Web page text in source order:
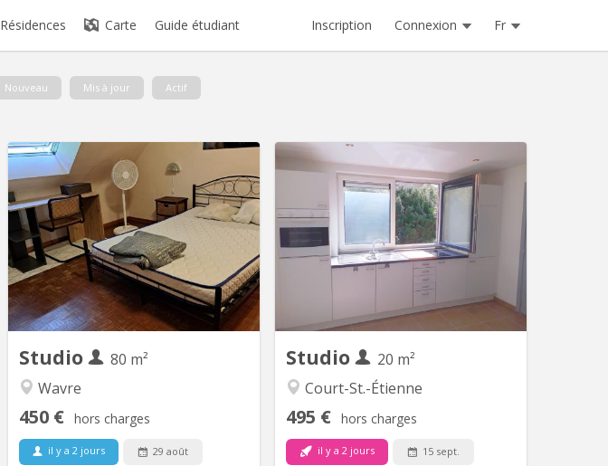
Résidences Carte Guide étudiant Inscription Connexion Fr
Nouveau Mis à jour Actif
Studio
80 m²
Wavre
450 € hors charges
il y a 2 jours 29 août
studio de trois pièces, la propriétaire
habite au rez et ne monte jamais sauf
pour aller dans le dressing au premier
étage ; le studio est au deuxième
étage, l'escalier est fort abrupt, grande
chambre lit deux personnes, tv, wifi,
bureau, garde robe, sdb et de l'autre
côté du couloir : pièce...
Studio
20 m²
Court-St.-Étienne
495 € hors charges
il y a 2 jours 15 sept.
KV 1614
Pour 1 ÉTUDIANT(E) sur Louvain-la-
Neuve Beau studio meublé
complètement privatif de 20M2 à louer
pour l’année académique 2026-2027
Parfait état 495 euros par mois Forfait
pour les charges 100 euros par mois =
595 euros TOUT COMPRIS (électricité,
chauffage, eau, internet) Pas de